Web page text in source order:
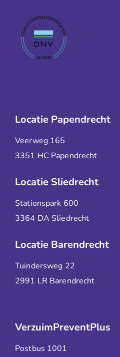
Locatie Papendrecht
Veerweg 165
3351 HC Papendrecht
Locatie Sliedrecht
Stationspark 600
3364 DA Sliedrecht
Locatie Barendrecht
Tuindersweg 22
2991 LR Barendrecht
VerzuimPreventPlus
Postbus 1001